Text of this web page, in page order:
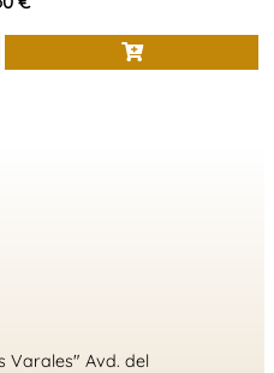
Varales" Avd. del